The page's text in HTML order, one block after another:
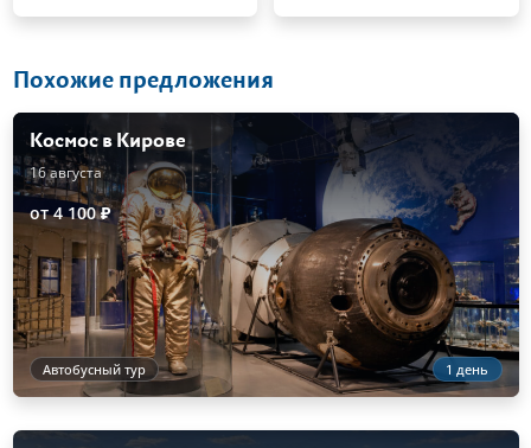
Похожие предложения
Космос в Кирове
16 августа
от 4 100 ₽
Автобусный тур 1 день